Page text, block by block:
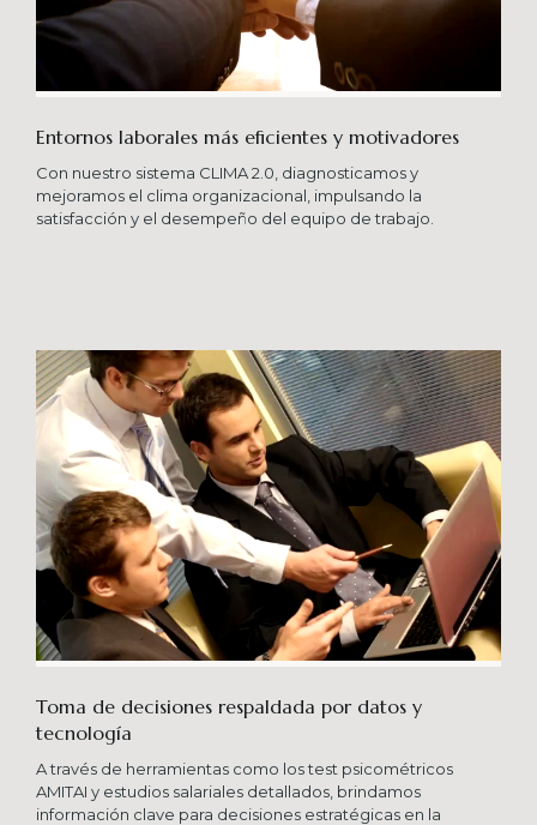
Entornos laborales más eficientes y motivadores
Con nuestro sistema CLIMA 2.0, diagnosticamos y
mejoramos el clima organizacional, impulsando la
satisfacción y el desempeño del equipo de trabajo.
Toma de decisiones respaldada por datos y
tecnología​
A través de herramientas como los test psicométricos
AMITAI y estudios salariales detallados, brindamos
información clave para decisiones estratégicas en la